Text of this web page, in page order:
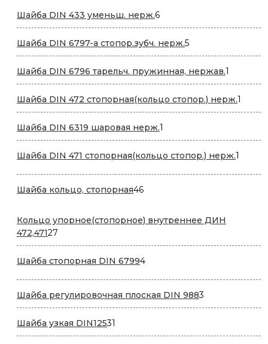
Шайба DIN 433 уменьш. нерж.66
товаров
Шайба DIN 6797-a стопор.зубч. нерж.55
товаров
Шайба DIN 6796 тарельч. пружинная, нержав.1
товар
Шайба DIN 472 стопорная(кольцо стопор.) нерж.1
товар
Шайба DIN 6319 шаровая нерж.1
товар
Шайба DIN 471 стопорная(кольцо стопор.) нерж.1
Шайба кольцо, стопорная4646
Кольцо упорное(стопорное) внутреннее ДИН
472,47127
товаров
Шайба стопорная DIN 679944
Шайба регулировочная плоская DIN 9883
товара
Шайба узкая DIN12531
товар